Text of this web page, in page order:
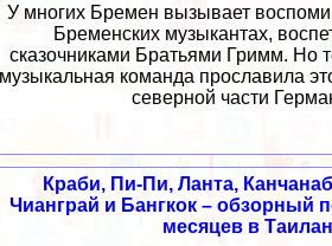
У многих Бремен вызывает
Бременских музыкантах,
сказочниками Братьями Гримм. Но
музыкальная команда прославила
северной части
Краби, Пи-Пи, Ланта,
Чианграй и Бангкок – обзорный
месяцев в